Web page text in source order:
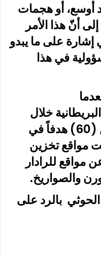
أو هجمات
أنّ هذا الأمر
على ما يبدو
في هذا
خلال
اليومين الماضيين أكثر من (60) هدفاً في
مواقع تخزين
مواقع للرادار
والصواريخ.
بالرد على